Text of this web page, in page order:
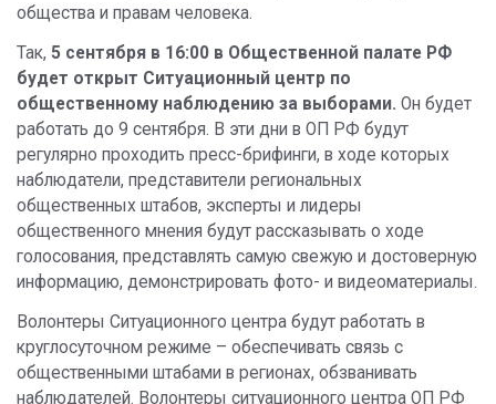
общества и правам человека.
Так, 5 сентября в 16:00 в Общественной палате РФ
будет открыт Ситуационный центр по
общественному наблюдению за выборами. Он будет
работать до 9 сентября. В эти дни в ОП РФ будут
регулярно проходить пресс-брифинги, в ходе которых
наблюдатели, представители региональных
общественных штабов, эксперты и лидеры
общественного мнения будут рассказывать о ходе
голосования, представлять самую свежую и достоверную
информацию, демонстрировать фото- и видеоматериалы.
Волонтеры Ситуационного центра будут работать в
круглосуточном режиме – обеспечивать связь с
общественными штабами в регионах, обзванивать
наблюдателей. Волонтеры ситуационного центра ОП РФ